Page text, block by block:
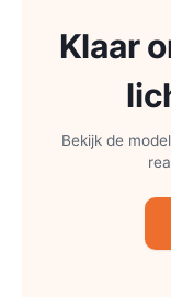
Klaar
Bekijk de